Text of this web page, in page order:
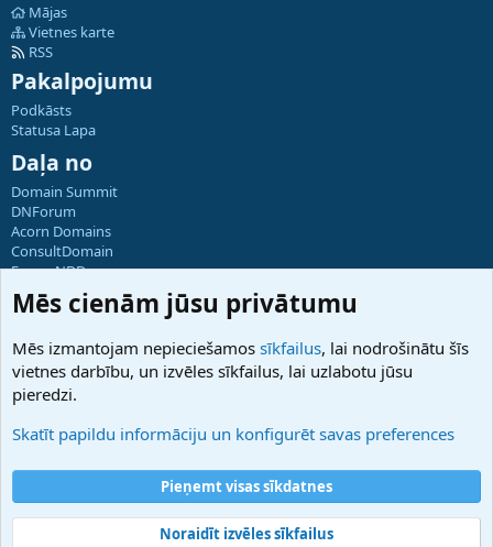
Mājas
Vietnes karte
RSS
Pakalpojumu
Podkāsts
Statusa Lapa
Daļa no
Domain Summit
DNForum
Acorn Domains
ConsultDomain
ForumNDD
Domainforum.ro
27.be
Hostmaria
Atbalsts
Palīdzība
Noteikumi un nosacījumi
Privātuma politika
Mēs cienām jūsu privātumu
Mēs izmantojam nepieciešamos sīkfailus, lai nodrošinātu šīs
vietnes darbību, un izvēles sīkfailus, lai uzlabotu jūsu
pieredzi.
Skatīt papildu informāciju un konfigurēt savas preferences
Pieņemt visas sīkdatnes
Noraidīt izvēles sīkfailus